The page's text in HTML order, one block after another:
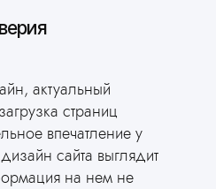
актуальный
страниц
впечатление у
сайта выглядит
на нем не